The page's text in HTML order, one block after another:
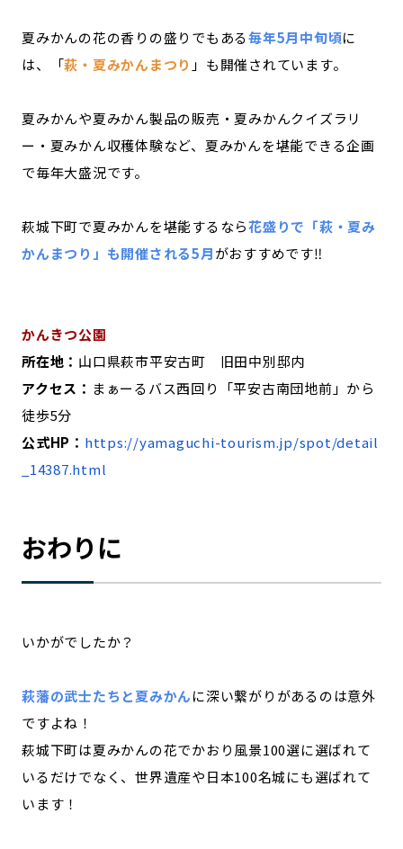
夏みかんの花の香りの盛りでもある毎年5月中旬頃に
は、「萩・夏みかんまつり 」も開催されています。
夏みかんや夏みかん製品の販売・夏みかんクイズラリ
ー・夏みかん収穫体験など、夏みかんを堪能できる企画
で毎年大盛況です。
萩城下町で夏みかんを堪能するなら花盛りで「萩・夏み
かんまつり」も開催される5月がおすすめです‼
かんきつ公園
所在地： 山口県萩市平安古町 旧田中別邸内
アクセス： まぁーるバス西回り「平安古南団地前」から
徒歩5分
公式HP： https://yamaguchi-tourism.jp/spot/detail
_14387.html
おわりに
いかがでしたか？
萩藩の武士たちと夏みかんに深い繋がりがあるのは意外
ですよね！
萩城下町は夏みかんの花でかおり風景100選に選ばれて
いるだけでなく、世界遺産や日本100名城にも選ばれて
います！